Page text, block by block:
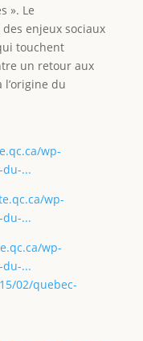
». Le
enjeux sociaux
touchent
un retour aux
du
wp-
...
wp-
...
wp-
...
02/quebec-